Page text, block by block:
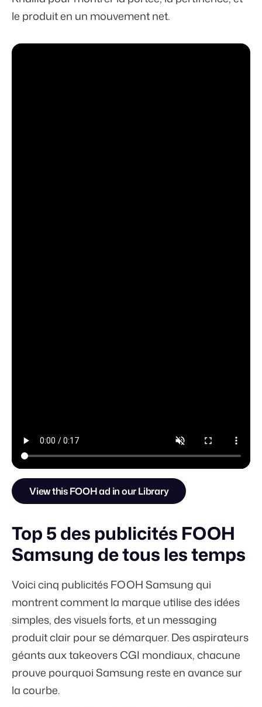
le produit en un mouvement net.
View this FOOH ad in our Library
Top 5 des publicités FOOH
Samsung de tous les temps
Voici cinq publicités FOOH Samsung qui
montrent comment la marque utilise des idées
simples, des visuels forts, et un messaging
produit clair pour se démarquer. Des aspirateurs
géants aux takeovers CGI mondiaux, chacune
prouve pourquoi Samsung reste en avance sur
la courbe.